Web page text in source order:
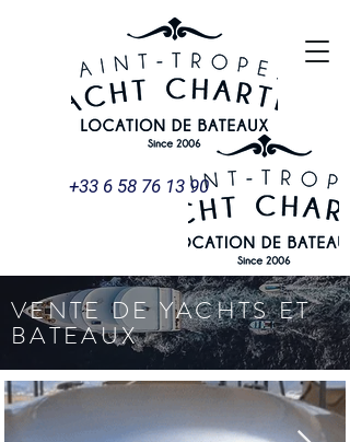
+33 6 58 76 13 90
VENTE DE YACHTS ET
BATEAUX